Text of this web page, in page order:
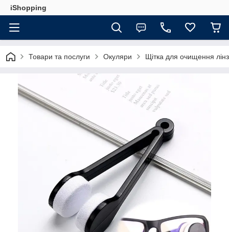
iShopping
Товари та послуги Окуляри Щітка для очищення